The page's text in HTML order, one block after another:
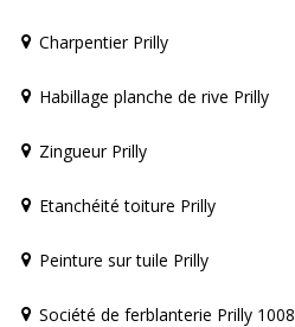
Charpentier Prilly
Habillage planche de rive Prilly
Zingueur Prilly
Etanchéité toiture Prilly
Peinture sur tuile Prilly
Société de ferblanterie Prilly 1008